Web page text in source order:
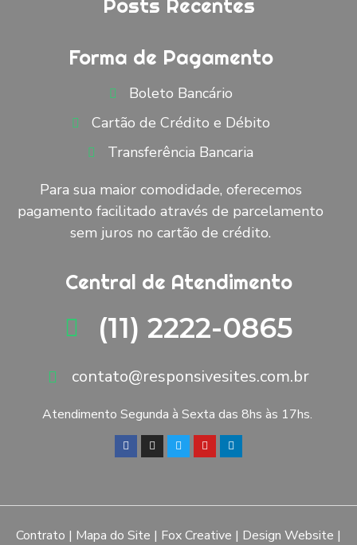
Posts Recentes
Forma de Pagamento
Boleto Bancário
Cartão de Crédito e Débito
Transferência Bancaria
Para sua maior comodidade, oferecemos
pagamento facilitado através de parcelamento
sem juros no cartão de crédito.
Central de Atendimento
(11) 2222-0865
contato@responsivesites.com.br
Atendimento Segunda à Sexta das 8hs às 17hs.
Contrato | Mapa do Site | Fox Creative | Design Website |